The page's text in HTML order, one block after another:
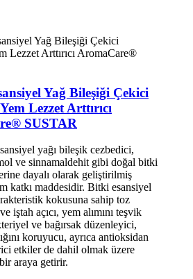
Yağ Bileşiği Çekici
Lezzet Arttırıcı
SUSTAR
yağı bileşik cezbedici,
ve sinnamaldehit gibi doğal bitki
dayalı olarak geliştirilmiş
katkı maddesidir. Bitki esansiyel
kokusuna sahip toz
iştah açıcı, yem alımını teşvik
ve bağırsak düzenleyici,
koruyucu, ayrıca antioksidan
etkiler de dahil olmak üzere
araya getirir.